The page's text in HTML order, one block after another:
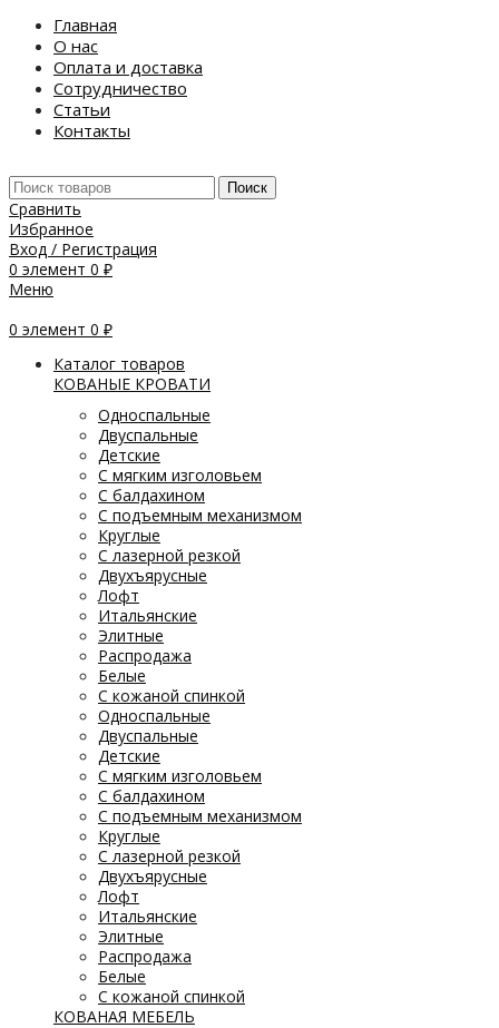
Главная
О нас
Оплата и доставка
Сотрудничество
Статьи
Контакты
Поиск
Сравнить
Избранное
Вход / Регистрация
0 элемент 0 ₽
Меню
0 элемент 0 ₽
Каталог товаров
КОВАНЫЕ КРОВАТИ
Односпальные
Двуспальные
Детские
С мягким изголовьем
С балдахином
С подъемным механизмом
Круглые
С лазерной резкой
Двухъярусные
Лофт
Итальянские
Элитные
Распродажа
Белые
С кожаной спинкой
Односпальные
Двуспальные
Детские
С мягким изголовьем
С балдахином
С подъемным механизмом
Круглые
С лазерной резкой
Двухъярусные
Лофт
Итальянские
Элитные
Распродажа
Белые
С кожаной спинкой
КОВАНАЯ МЕБЕЛЬ